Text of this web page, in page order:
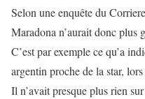
Selon une enquête du
Maradona n’aurait donc plus
C’est par exemple ce qu’a
argentin proche de la star,
Il n’avait presque plus rien